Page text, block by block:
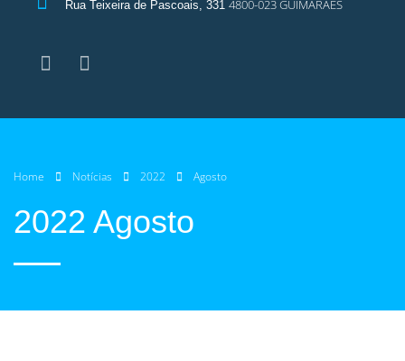
Rua Teixeira de Pascoais, 331 4800-023 GUIMARÃES
Home Notícias 2022 Agosto
2022 Agosto